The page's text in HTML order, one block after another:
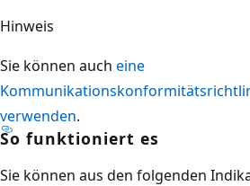
Hinweis
Sie können auch eine
verwenden.
So funktioniert es
Sie können aus den folgenden